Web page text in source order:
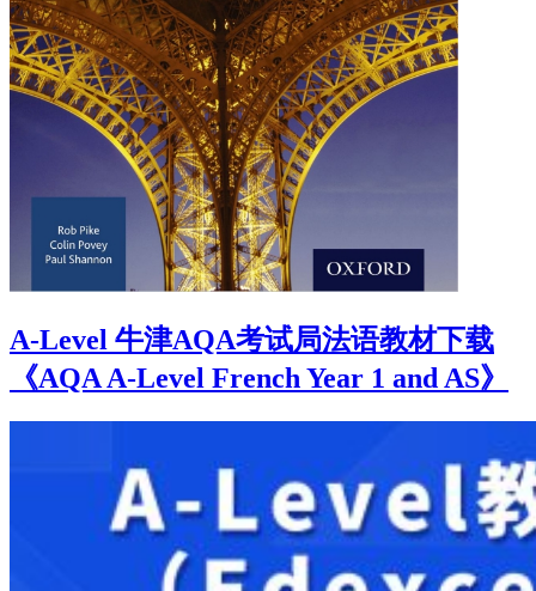
A-Level 牛津AQA考试局法语教材下载
《AQA A-Level French Year 1 and AS》